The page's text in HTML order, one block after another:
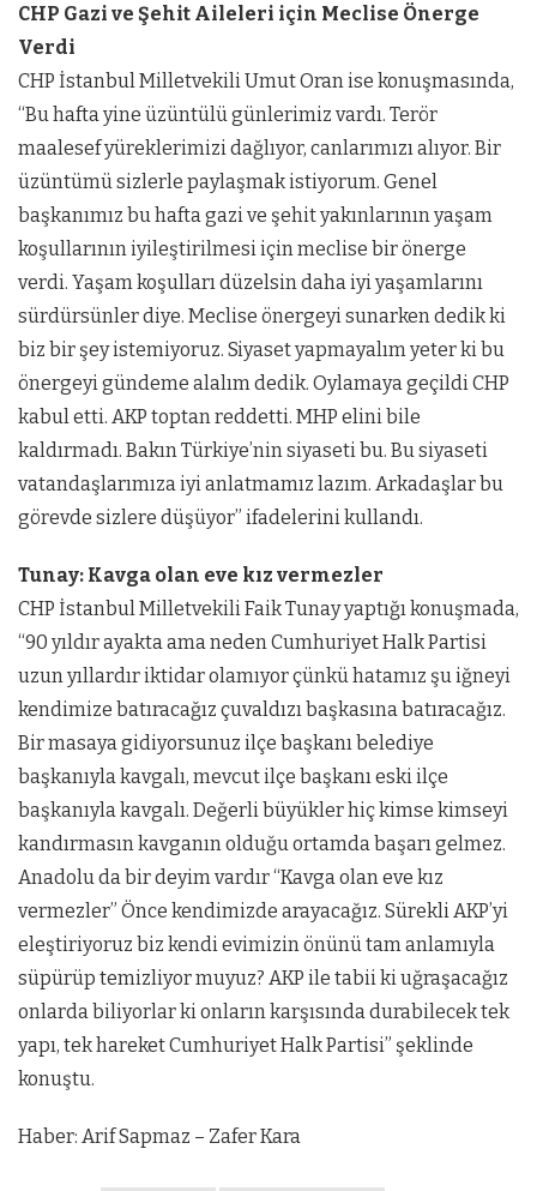
CHP Gazi ve Şehit Aileleri için Meclise Önerge
Verdi
CHP İstanbul Milletvekili Umut Oran ise konuşmasında,
“Bu hafta yine üzüntülü günlerimiz vardı. Terör
maalesef yüreklerimizi dağlıyor, canlarımızı alıyor. Bir
üzüntümü sizlerle paylaşmak istiyorum. Genel
başkanımız bu hafta gazi ve şehit yakınlarının yaşam
koşullarının iyileştirilmesi için meclise bir önerge
verdi. Yaşam koşulları düzelsin daha iyi yaşamlarını
sürdürsünler diye. Meclise önergeyi sunarken dedik ki
biz bir şey istemiyoruz. Siyaset yapmayalım yeter ki bu
önergeyi gündeme alalım dedik. Oylamaya geçildi CHP
kabul etti. AKP toptan reddetti. MHP elini bile
kaldırmadı. Bakın Türkiye’nin siyaseti bu. Bu siyaseti
vatandaşlarımıza iyi anlatmamız lazım. Arkadaşlar bu
görevde sizlere düşüyor” ifadelerini kullandı.
Tunay: Kavga olan eve kız vermezler
CHP İstanbul Milletvekili Faik Tunay yaptığı konuşmada,
“90 yıldır ayakta ama neden Cumhuriyet Halk Partisi
uzun yıllardır iktidar olamıyor çünkü hatamız şu iğneyi
kendimize batıracağız çuvaldızı başkasına batıracağız.
Bir masaya gidiyorsunuz ilçe başkanı belediye
başkanıyla kavgalı, mevcut ilçe başkanı eski ilçe
başkanıyla kavgalı. Değerli büyükler hiç kimse kimseyi
kandırmasın kavganın olduğu ortamda başarı gelmez.
Anadolu da bir deyim vardır “Kavga olan eve kız
vermezler” Önce kendimizde arayacağız. Sürekli AKP’yi
eleştiriyoruz biz kendi evimizin önünü tam anlamıyla
süpürüp temizliyor muyuz? AKP ile tabii ki uğraşacağız
onlarda biliyorlar ki onların karşısında durabilecek tek
yapı, tek hareket Cumhuriyet Halk Partisi” şeklinde
konuştu.
Haber: Arif Sapmaz – Zafer Kara